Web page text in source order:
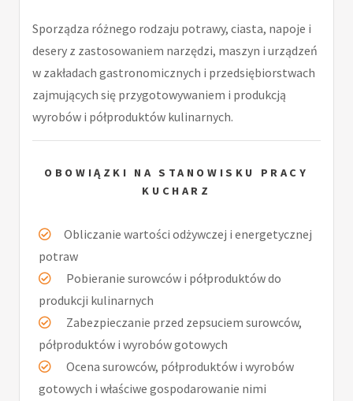
Sporządza różnego rodzaju potrawy, ciasta, napoje i
desery z zastosowaniem narzędzi, maszyn i urządzeń
w zakładach gastronomicznych i przedsiębiorstwach
zajmujących się przygotowywaniem i produkcją
wyrobów i półproduktów kulinarnych.
OBOWIĄZKI NA STANOWISKU PRACY
KUCHARZ
Obliczanie wartości odżywczej i energetycznej
potraw
Pobieranie surowców i półproduktów do
produkcji kulinarnych
Zabezpieczanie przed zepsuciem surowców,
półproduktów i wyrobów gotowych
Ocena surowców, półproduktów i wyrobów
gotowych i właściwe gospodarowanie nimi